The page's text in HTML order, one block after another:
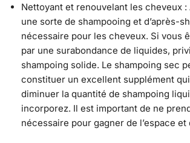
Nettoyant et renouvelant les cheveux
une sorte de shampooing et d’après-
nécessaire pour les cheveux. Si vous
par une surabondance de liquides,
shampoing solide. Le shampoing sec
constituer un excellent supplément
diminuer la quantité de shampoing
incorporez. Il est important de ne
nécessaire pour gagner de l’espace et